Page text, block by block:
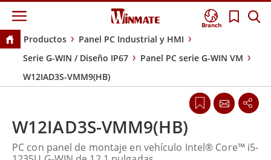
Branch
Productos
Panel PC Industrial y HMI
Serie G-WIN / Diseño IP67
Panel PC serie G-WIN VM
W12IAD3S-VMM9(HB)
W12IAD3S-VMM9(HB)
PC con panel de montaje en vehículo Intel® Core™ i5-